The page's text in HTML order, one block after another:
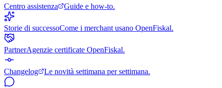
Centro assistenza Guide e how-to.
Storie di successoCome i merchant usano OpenFiskal.
PartnerAgenzie certificate OpenFiskal.
Changelog Le novità settimana per settimana.